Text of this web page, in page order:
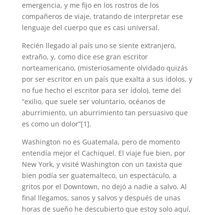
emergencia, y me fijo en los rostros de los
compañeros de viaje, tratando de interpretar ese
lenguaje del cuerpo que es casi universal.
Recién llegado al país uno se siente extranjero,
extraño, y, como dice ese gran escritor
norteamericano, (misteriosamente olvidado quizás
por ser escritor en un país que exalta a sus ídolos, y
no fue hecho el escritor para ser ídolo), teme del
“exilio, que suele ser voluntario, océanos de
aburrimiento, un aburrimiento tan persuasivo que
es como un dolor”[1].
Washington no es Guatemala, pero de momento
entendía mejor el Cachiquel. El viaje fue bien, por
New York, y visité Washington con un taxista que
bien podía ser guatemalteco, un espectáculo, a
gritos por el Downtown, no dejó a nadie a salvo. Al
final llegamos, sanos y salvos y después de unas
horas de sueño he descubierto que estoy solo aquí,